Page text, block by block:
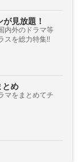
見放題！
内外のドラマ等
スを総力特集!!
とめ
マをまとめてチ